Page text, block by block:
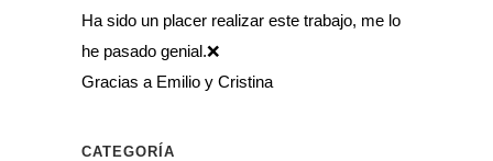
Ha sido un placer realizar este trabajo, me lo
he pasado genial.❌
Gracias a Emilio y Cristina
CATEGORÍA